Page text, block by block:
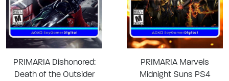
PRIMARIA Dishonored:
Death of the Outsider
PRIMARIA Marvels
Midnight Suns PS4